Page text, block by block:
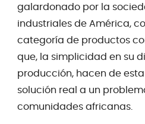
galardonado por la
industriales de América,
categoría de productos
que, la simplicidad en su
producción, hacen de
solución real a un
comunidades africanas.